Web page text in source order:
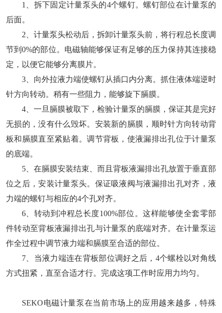
1、拆下固定计量泵头的4个螺钉。螺钉部位在计量泵的
后面。
2、计量泵头松动后，拆卸计量泵头前，将行程总长度调
节到0%的部位。电磁轴能够保证有足够的压力保持其连接稳
定，以便它能够分离膜片。
3、向外拉液力端使螺钉从插口内分离。抓住液体端逆时
针方向转动。稍有一些阻力，能够旋下膈膜。
4、一旦膈膜被取下，检验计量泵的膈膜，保证其是完好
无损的，没有什么毁坏。安装新的膈膜，顺时针方向转动背
板和膈膜直至紧贴着。调节背板，使液漏排出孔位于计量泵
的底端。
5、在膈膜安装结束、而且背板液漏排出孔放置于垂直部
位之后，安装计量泵头。保证吸液阀与液漏排出孔对齐，液
力端的螺钉与相应的4个孔对齐。
6、转动到冲程总长度100%部位。这样能够使全套零部
件转动至背板液漏排出孔与计量泵的底端对齐。在计量泵运
作全过程中调节液力端和膈膜至合适的部位。
7、当液力端连在背板部位调好之后，4个螺栓以对角线
方式扭紧，直至合适才行。完成这项工作时应用力均匀。
SEKO电磁计量泵在当前市场上的应用越来越多，特殊